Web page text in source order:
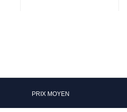
PRIX MOYEN